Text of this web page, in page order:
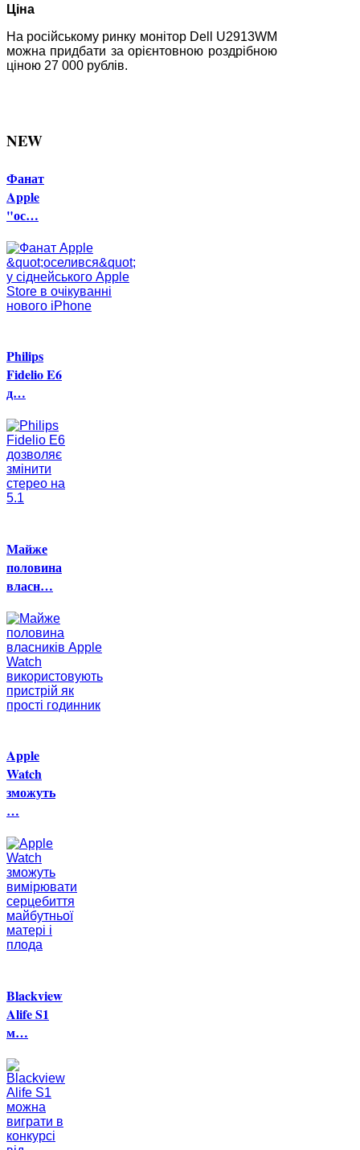
Ціна
На російському ринку монітор Dell U2913WM
можна придбати за орієнтовною роздрібною
ціною 27 000 рублів.
NEW
Фанат
Apple
"ос…
Philips
Fidelio E6
д…
Майже
половина
власн…
Apple
Watch
зможуть
…
Blackview
Alife S1
м…